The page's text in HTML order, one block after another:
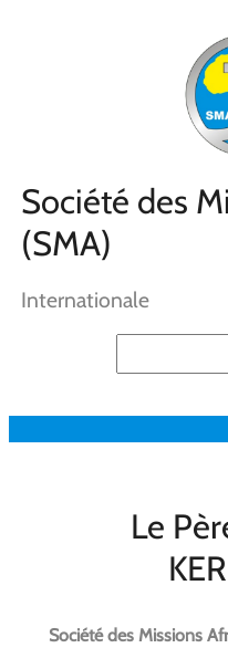
Société des
(SMA)
Internationale
Le
Société des Missions